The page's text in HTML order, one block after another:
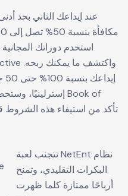
تتجنب لعبة NetEnt نظام
البكرات التقليدي، وتمنح
أرباحًا ممتازة كلما ظهرت